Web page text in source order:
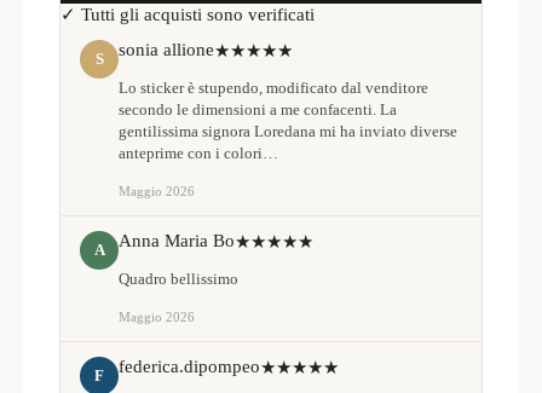
✓ Tutti gli acquisti sono verificati
S sonia allione★★★★★
Lo sticker è stupendo, modificato dal venditore
secondo le dimensioni a me confacenti. La
gentilissima signora Loredana mi ha inviato diverse
anteprime con i colori…
Maggio 2026
A Anna Maria Bo★★★★★
Quadro bellissimo
Maggio 2026
F federica.dipompeo★★★★★